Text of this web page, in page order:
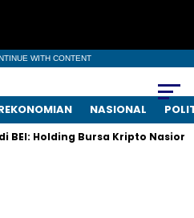
WITH CONTENT
NASIONAL
Holding Bursa Kripto Nasional